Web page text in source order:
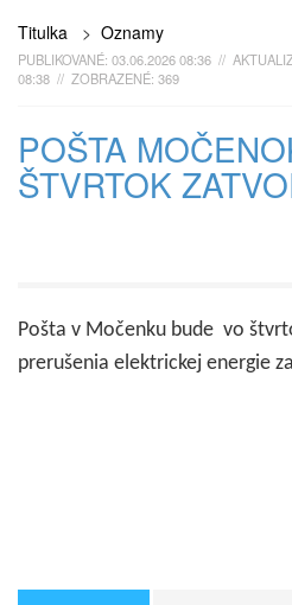
Titulka > Oznamy
PUBLIKOVANÉ: 03.06.2026 08:36 //
08:38 // ZOBRAZENÉ: 369
POŠTA
ŠTVRTOK
Pošta v Močenku bude vo
prerušenia elektrickej energie